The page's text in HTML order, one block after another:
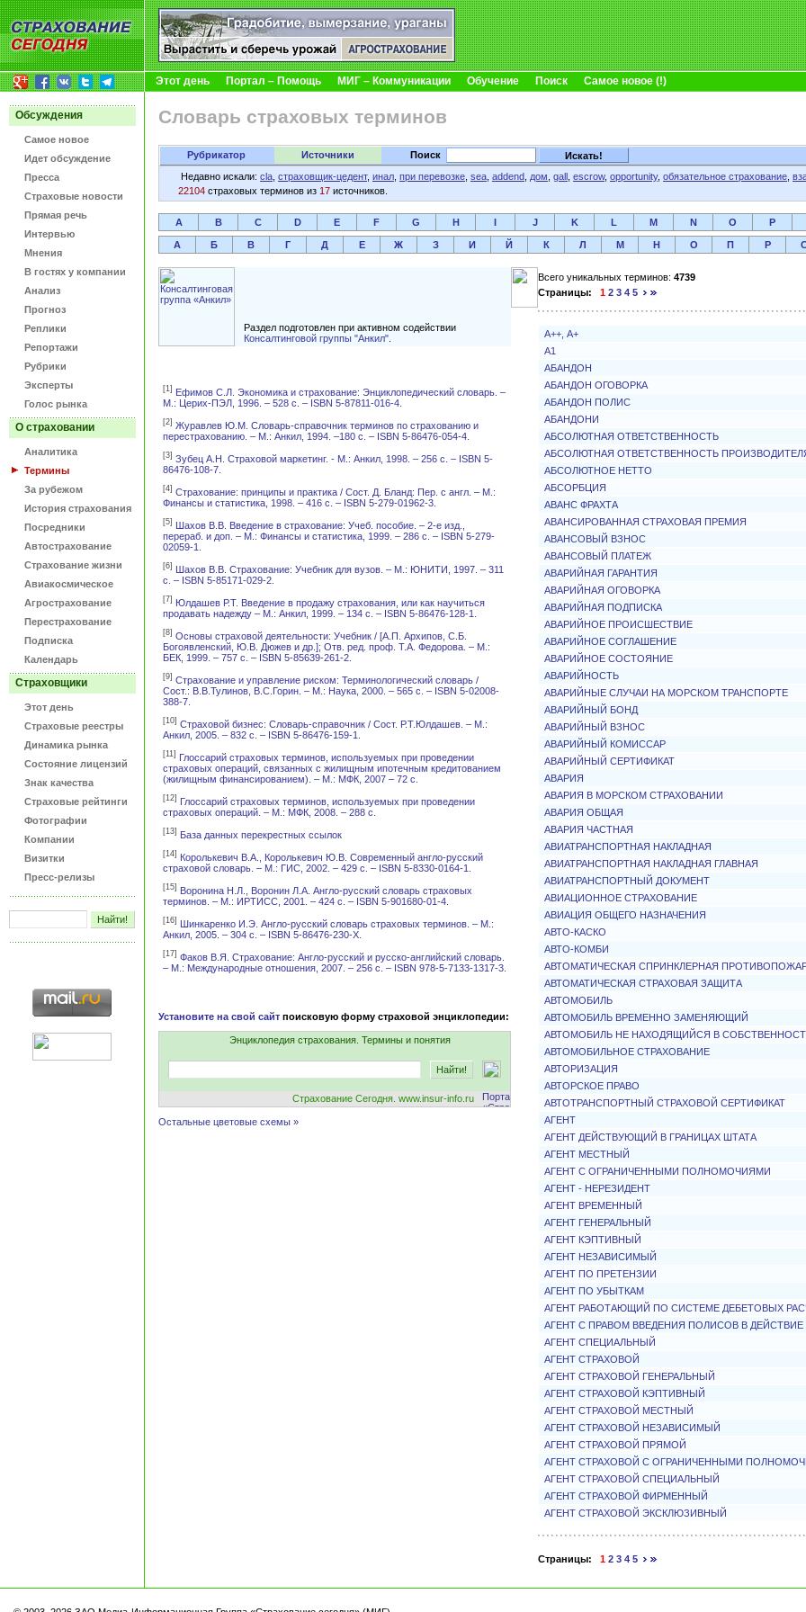
Этот день Портал – Помощь МИГ – Коммуникации Обучение Поиск Самое новое (!)
Обсуждения
Самое новое
Идет обсуждение
Пресса
Страховые новости
Прямая речь
Интервью
Мнения
В гостях у компании
Анализ
Прогноз
Реплики
Репортажи
Рубрики
Эксперты
Голос рынка
О страховании
Аналитика
Термины
За рубежом
История страхования
Посредники
Автострахование
Страхование жизни
Авиакосмическое
Агрострахование
Перестрахование
Подписка
Календарь
Страховщики
Этот день
Страховые реестры
Динамика рынка
Состояние лицензий
Знак качества
Страховые рейтинги
Фотографии
Компании
Визитки
Пресс-релизы
Словарь страховых терминов
Рубрикатор Источники
Поиск
Недавно искали: cla страховщик-цедент, инал при перевозке sea addend дом gall escrow, opportunity, обязательное страхование
22104 страховых терминов из 17 источников.
A B C D E F G H J K L M N O P
А Б В Г Д Е Ж З И Й К Л М Н О П Р
Раздел подготовлен при активном содействии
Консалтинговой группы "Анкил"
[1] Ефимов С.Л. Экономика и страхование: Энциклопедический словарь. –
М.: Церих-ПЭЛ, 1996. – 528 с. – ISBN 5-87811-016-4.
[2] Журавлев Ю.М. Словарь-справочник терминов по страхованию и
перестрахованию. – М.: Анкил, 1994. –180 с. – ISBN 5-86476-054-4.
[3] Зубец А.Н. Страховой маркетинг. - М.: Анкил, 1998. – 256 с. – ISBN 5-
86476-108-7.
[4] Страхование: принципы и практика / Сост. Д. Бланд: Пер. с англ. – М.:
Финансы и статистика, 1998. – 416 с. – ISBN 5-279-01962-3.
[5] Шахов В.В. Введение в страхование: Учеб. пособие. – 2-е изд.,
перераб. и доп. – М.: Финансы и статистика, 1999. – 286 с. – ISBN 5-279-
02059-1.
[6] Шахов В.В. Страхование: Учебник для вузов. – М.: ЮНИТИ, 1997. – 311
с. – ISBN 5-85171-029-2.
[7] Юлдашев Р.Т. Введение в продажу страхования, или как научиться
продавать надежду – М.: Анкил, 1999. – 134 с. – ISBN 5-86476-128-1.
[8] Основы страховой деятельности: Учебник / [А.П. Архипов, С.Б.
Богоявленский, Ю.В. Дюжев и др.]; Отв. ред. проф. Т.А. Федорова. – М.:
БЕК, 1999. – 757 с. – ISBN 5-85639-261-2.
[9] Страхование и управление риском: Терминологический словарь /
Сост.: В.В.Тулинов, В.С.Горин. – М.: Наука, 2000. – 565 с. – ISBN 5-02008-
388-7.
[10] Страховой бизнес: Словарь-справочник / Сост. Р.Т.Юлдашев. – М.:
Анкил, 2005. – 832 с. – ISBN 5-86476-159-1.
[11] Глоссарий страховых терминов, используемых при проведении
страховых операций, связанных с жилищным ипотечным кредитованием
(жилищным финансированием). – М.: МФК, 2007 – 72 с.
[12] Глоссарий страховых терминов, используемых при проведении
страховых операций. – М.: МФК, 2008. – 288 с.
[13] База данных перекрестных ссылок
[14] Королькевич В.А., Королькевич Ю.В. Современный англо-русский
страховой словарь. – М.: ГИС, 2002. – 429 с. – ISBN 5-8330-0164-1.
[15] Воронина Н.Л., Воронин Л.А. Англо-русский словарь страховых
терминов. – М.: ИРТИСС, 2001. – 424 с. – ISBN 5-901680-01-4.
[16] Шинкаренко И.Э. Англо-русский словарь страховых терминов. – М.:
Анкил, 2005. – 304 с. – ISBN 5-86476-230-Х.
[17] Факов В.Я. Страхование: Англо-русский и русско-английский словарь.
– М.: Международные отношения, 2007. – 256 с. – ISBN 978-5-7133-1317-3.
Установите на свой сайт поисковую форму страховой энциклопедии:
Энциклопедия страхования. Термины и понятия
Страхование Сегодня. www.insur-info.ru
Остальные цветовые схемы »
Всего уникальных терминов: 4739
Страницы: 1 2 3 4 5
А++, А+
А1
АБАНДОН
АБАНДОН ОГОВОРКА
АБАНДОН ПОЛИС
АБАНДОНИ
АБСОЛЮТНАЯ ОТВЕТСТВЕННОСТЬ
АБСОЛЮТНАЯ ОТВЕТСТВЕННОСТЬ
АБСОЛЮТНОЕ НЕТТО
АБСОРБЦИЯ
АВАНС ФРАХТА
АВАНСИРОВАННАЯ СТРАХОВАЯ ПРЕМИЯ
АВАНСОВЫЙ ВЗНОС
АВАНСОВЫЙ ПЛАТЕЖ
АВАРИЙНАЯ ГАРАНТИЯ
АВАРИЙНАЯ ОГОВОРКА
АВАРИЙНАЯ ПОДПИСКА
АВАРИЙНОЕ ПРОИСШЕСТВИЕ
АВАРИЙНОЕ СОГЛАШЕНИЕ
АВАРИЙНОЕ СОСТОЯНИЕ
АВАРИЙНОСТЬ
АВАРИЙНЫЕ СЛУЧАИ НА МОРСКОМ ТРАНСПОРТЕ
АВАРИЙНЫЙ БОНД
АВАРИЙНЫЙ ВЗНОС
АВАРИЙНЫЙ КОМИССАР
АВАРИЙНЫЙ СЕРТИФИКАТ
АВАРИЯ
АВАРИЯ В МОРСКОМ СТРАХОВАНИИ
АВАРИЯ ОБЩАЯ
АВАРИЯ ЧАСТНАЯ
АВИАТРАНСПОРТНАЯ НАКЛАДНАЯ
АВИАТРАНСПОРТНАЯ НАКЛАДНАЯ ГЛАВНАЯ
АВИАТРАНСПОРТНЫЙ ДОКУМЕНТ
АВИАЦИОННОЕ СТРАХОВАНИЕ
АВИАЦИЯ ОБЩЕГО НАЗНАЧЕНИЯ
АВТО-КАСКО
АВТО-КОМБИ
АВТОМАТИЧЕСКАЯ СПРИНКЛЕРНАЯ
АВТОМАТИЧЕСКАЯ СТРАХОВАЯ ЗАЩИТА
АВТОМОБИЛЬ
АВТОМОБИЛЬ ВРЕМЕННО ЗАМЕНЯЮЩИЙ
АВТОМОБИЛЬ НЕ НАХОДЯЩИЙСЯ В
АВТОМОБИЛЬНОЕ СТРАХОВАНИЕ
АВТОРИЗАЦИЯ
АВТОРСКОЕ ПРАВО
АВТОТРАНСПОРТНЫЙ СТРАХОВОЙ СЕРТИФИКАТ
АГЕНТ
АГЕНТ ДЕЙСТВУЮЩИЙ В ГРАНИЦАХ ШТАТА
АГЕНТ МЕСТНЫЙ
АГЕНТ С ОГРАНИЧЕННЫМИ ПОЛНОМОЧИЯМИ
АГЕНТ - НЕРЕЗИДЕНТ
АГЕНТ ВРЕМЕННЫЙ
АГЕНТ ГЕНЕРАЛЬНЫЙ
АГЕНТ КЭПТИВНЫЙ
АГЕНТ НЕЗАВИСИМЫЙ
АГЕНТ ПО ПРЕТЕНЗИИ
АГЕНТ ПО УБЫТКАМ
АГЕНТ РАБОТАЮЩИЙ ПО СИСТЕМЕ ДЕБЕТОВЫХ
АГЕНТ С ПРАВОМ ВВЕДЕНИЯ ПОЛИСОВ В ДЕЙСТВИЕ
АГЕНТ СПЕЦИАЛЬНЫЙ
АГЕНТ СТРАХОВОЙ
АГЕНТ СТРАХОВОЙ ГЕНЕРАЛЬНЫЙ
АГЕНТ СТРАХОВОЙ КЭПТИВНЫЙ
АГЕНТ СТРАХОВОЙ МЕСТНЫЙ
АГЕНТ СТРАХОВОЙ НЕЗАВИСИМЫЙ
АГЕНТ СТРАХОВОЙ ПРЯМОЙ
АГЕНТ СТРАХОВОЙ С ОГРАНИЧЕННЫМИ
АГЕНТ СТРАХОВОЙ СПЕЦИАЛЬНЫЙ
АГЕНТ СТРАХОВОЙ ФИРМЕННЫЙ
АГЕНТ СТРАХОВОЙ ЭКСКЛЮЗИВНЫЙ
Страницы: 1 2 3 4 5